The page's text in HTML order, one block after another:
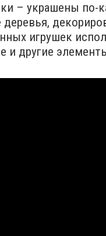
– украшены по-
игрушек
и другие